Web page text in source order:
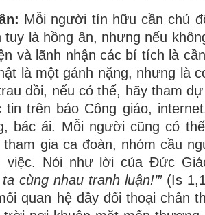
Mỗi người tín hữu cần chủ
là hồng ân, nhưng nếu
và lãnh nhận các bí tích là
là một gánh nặng, nhưng là
dồi, nếu có thể, hãy tham
trên báo Công giáo,
bác ái. Mỗi người cũng có
tham gia ca đoàn, nhóm cầu
việc. Nói như lời của Đức
cùng nhau tranh luận!’”(Is
quan hệ đầy đối thoại chân